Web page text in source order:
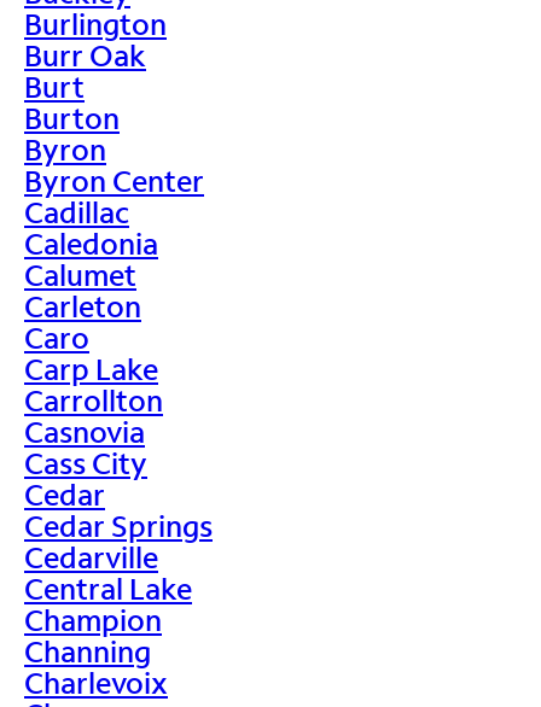
Burlington
Burr Oak
Burt
Burton
Byron
Byron Center
Cadillac
Caledonia
Calumet
Carleton
Caro
Carp Lake
Carrollton
Casnovia
Cass City
Cedar
Cedar Springs
Cedarville
Central Lake
Champion
Channing
Charlevoix